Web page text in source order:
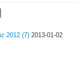
2012 (7) 2013-01-02